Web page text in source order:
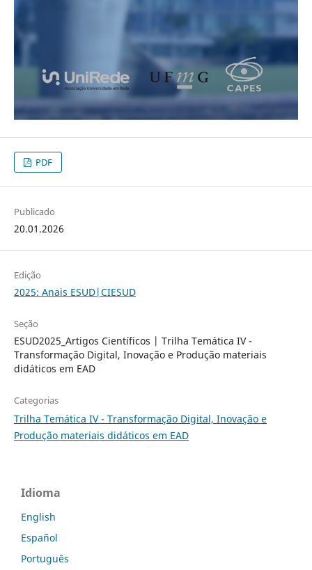
PDF
Publicado
20.01.2026
Edição
2025: Anais ESUD|CIESUD
Seção
ESUD2025_Artigos Científicos | Trilha Temática IV -
Transformação Digital, Inovação e Produção materiais
didáticos em EAD
Categorias
Trilha Temática IV - Transformação Digital, Inovação e
Produção materiais didáticos em EAD
Idioma
English
Español
Português